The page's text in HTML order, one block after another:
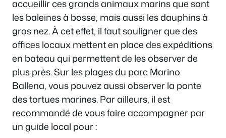
accueillir ces grands animaux marins que sont
les baleines à bosse, mais aussi les dauphins à
gros nez. À cet effet, il faut souligner que des
offices locaux mettent en place des expéditions
en bateau qui permettent de les observer de
plus près. Sur les plages du parc Marino
Ballena, vous pouvez aussi observer la ponte
des tortues marines. Par ailleurs, il est
recommandé de vous faire accompagner par
un guide local pour :